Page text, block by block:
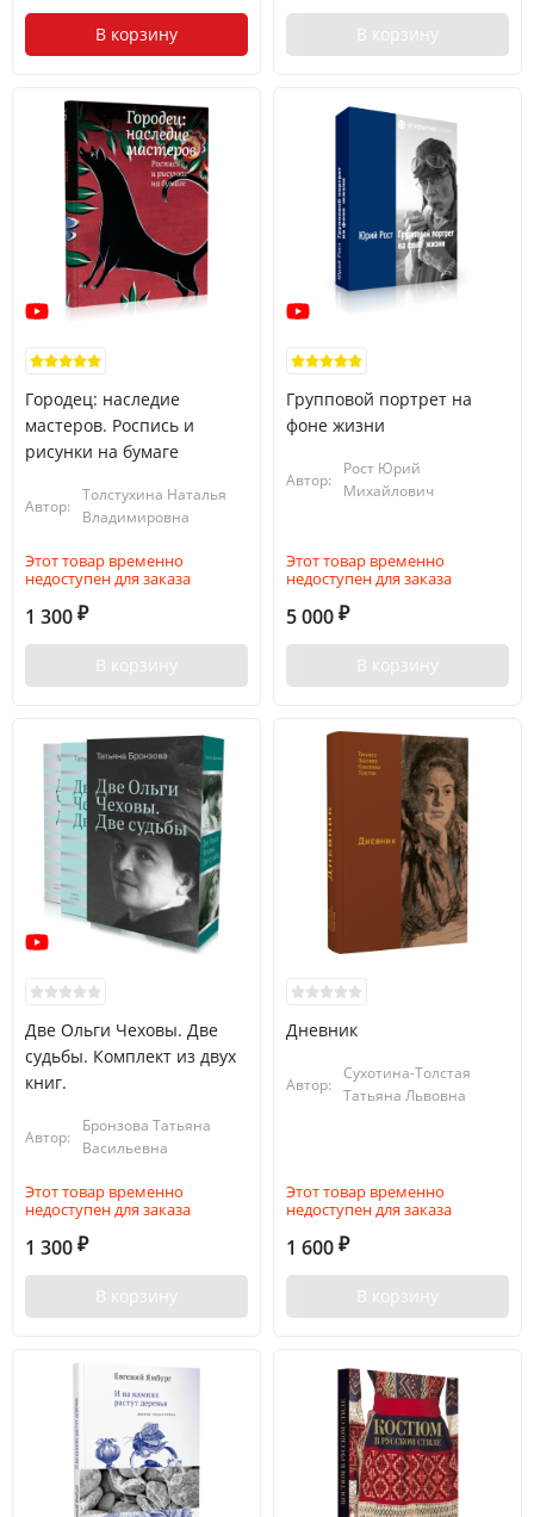
В корзину В корзину
Городец: наследие
мастеров. Роспись и
рисунки на бумаге
Автор:
Толстухина Наталья
Владимировна
Этот товар временно
недоступен для заказа
1 300 ₽
В корзину
Групповой портрет на
фоне жизни
Автор:
Рост Юрий
Михайлович
Этот товар временно
недоступен для заказа
5 000 ₽
В корзину
Две Ольги Чеховы. Две
судьбы. Комплект из двух
книг.
Автор:
Бронзова Татьяна
Васильевна
Этот товар временно
недоступен для заказа
1 300 ₽
В корзину
Дневник
Автор:
Сухотина-Толстая
Татьяна Львовна
Этот товар временно
недоступен для заказа
1 600 ₽
В корзину